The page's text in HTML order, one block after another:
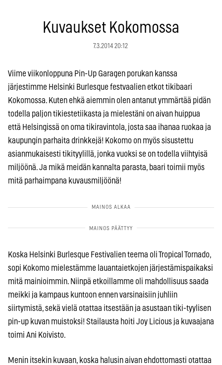
Kuvaukset Kokomossa
7.3.2014 20:12
Viime viikonloppuna Pin-Up Garagen porukan kanssa
järjestimme Helsinki Burlesque festvaalien etkot tikibaari
Kokomossa. Kuten ehkä aiemmin olen antanut ymmärtää pidän
todella paljon tikiestetiikasta ja mielestäni on aivan huippua
että Helsingissä on oma tikiravintola, josta saa ihanaa ruokaa ja
kaupungin parhaita drinkkejä! Kokomo on myös sisustettu
asianmukaisesti tikityylillä, jonka vuoksi se on todella viihtyisä
miljöönä. Ja mikä meidän kannalta parasta, baari toimii myös
mitä parhaimpana kuvausmiljöönä!
Koska Helsinki Burlesque Festivalien teema oli Tropical Tornado,
sopi Kokomo mielestämme lauantaietkojen järjestämispaikaksi
mitä mainioimmin. Niinpä etkoillamme oli mahdollisuus saada
meikki ja kampaus kuntoon ennen varsinaisiin juhliin
siirtymistä, sekä vielä otattaa itsestään ja asustaan tiki-tyylisen
pin-up kuvan muistoksi! Stailausta hoiti Joy Licious ja kuvaajana
toimi Ani Koivisto.
Menin itsekin kuvaan, koska halusin aivan ehdottomasti otattaa